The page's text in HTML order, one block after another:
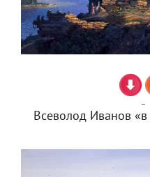
Всеволод Иванов